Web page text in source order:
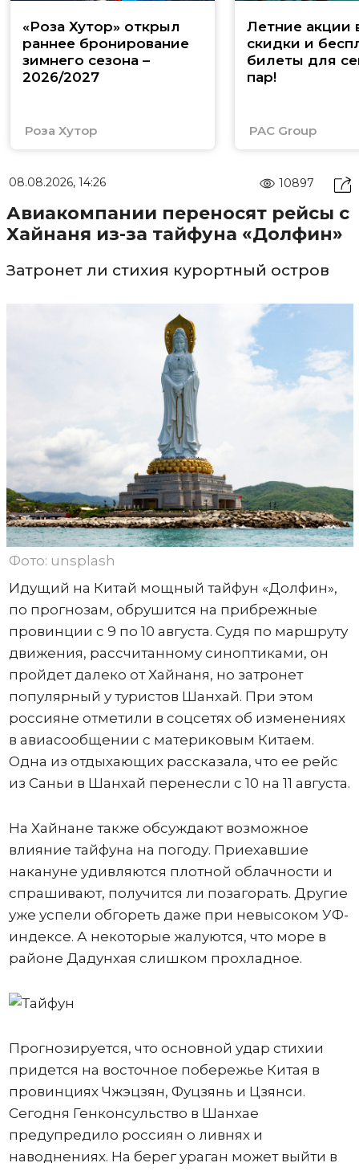
«Роза Хутор» открыл
раннее бронирование
зимнего сезона –
2026/2027
Роза Хутор
Летние акции
скидки и
билеты для
пар!
PAC Group
08.08.2026, 14:26 10897
Авиакомпании переносят рейсы с
Хайнаня из-за тайфуна «Долфин»
Затронет ли стихия курортный остров
Фото: unsplash
Идущий на Китай мощный тайфун «Долфин»,
по прогнозам, обрушится на прибрежные
провинции с 9 по 10 августа. Судя по маршруту
движения, рассчитанному синоптиками, он
пройдет далеко от Хайнаня, но затронет
популярный у туристов Шанхай. При этом
россияне отметили в соцсетях об изменениях
в авиасообщении с материковым Китаем.
Одна из отдыхающих рассказала, что ее рейс
из Саньи в Шанхай перенесли с 10 на 11 августа.
На Хайнане также обсуждают возможное
влияние тайфуна на погоду. Приехавшие
накануне удивляются плотной облачности и
спрашивают, получится ли позагорать. Другие
уже успели обгореть даже при невысоком УФ-
индексе. А некоторые жалуются, что море в
районе Дадунхая слишком прохладное.
Прогнозируется, что основной удар стихии
придется на восточное побережье Китая в
провинциях Чжэцзян, Фуцзянь и Цзянси.
Сегодня Генконсульство в Шанхае
предупредило россиян о ливнях и
наводнениях. На берег ураган может выйти в